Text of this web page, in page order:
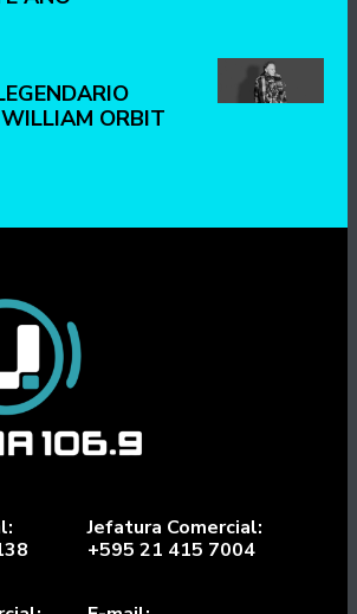
ORBIT
Jefatura Comercial:
+595 21 415 7004